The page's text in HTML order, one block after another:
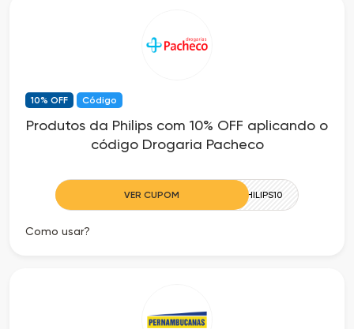
10% OFF Código
Produtos da Philips com 10% OFF aplicando o
código Drogaria Pacheco
VER CUPOM PHILIPS10
Como usar?